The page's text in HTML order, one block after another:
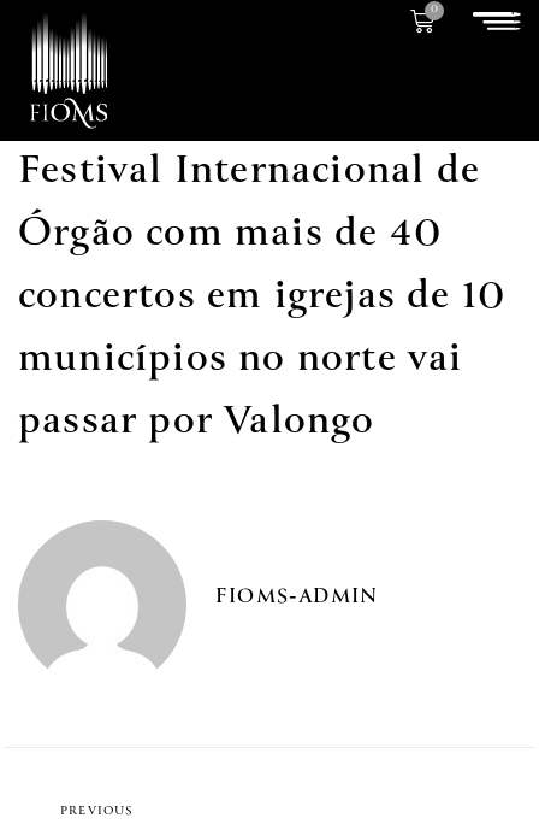
0
Festival Internacional de
Órgão com mais de 40
concertos em igrejas de 10
municípios no norte vai
passar por Valongo
FIOMS-ADMIN
PREVIOUS